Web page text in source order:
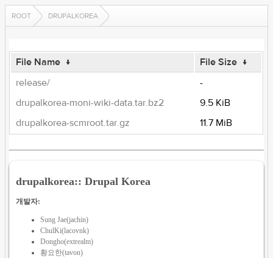
ROOT DRUPALKOREA
File Name ↓ File Size ↓
release/
-
drupalkorea-moni-wiki-data.tar.bz2
9.5 KiB
drupalkorea-scmroot.tar.gz
11.7 MiB
drupalkorea:: Drupal Korea
개발자:
Sung Jae(jachin)
ChulKi(lacovnk)
Dongho(extrealm)
황요한(tavon)